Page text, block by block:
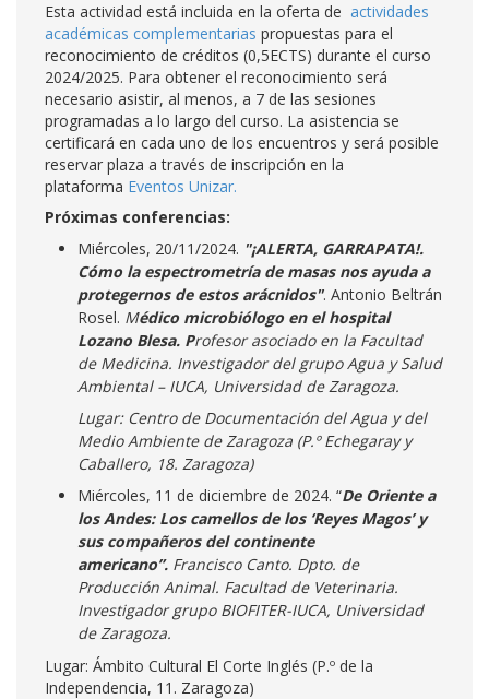
Esta actividad está incluida en la oferta de actividades
académicas complementarias propuestas para el
reconocimiento de créditos (0,5ECTS) durante el curso
2024/2025. Para obtener el reconocimiento será
necesario asistir, al menos, a 7 de las sesiones
programadas a lo largo del curso. La asistencia se
certificará en cada uno de los encuentros y será posible
reservar plaza a través de inscripción en la
plataforma Eventos Unizar.
Próximas conferencias:
Miércoles, 20/11/2024. "¡ALERTA, GARRAPATA!.
Cómo la espectrometría de masas nos ayuda a
protegernos de estos arácnidos". Antonio Beltrán
Rosel. Médico microbiólogo en el hospital
Lozano Blesa. Profesor asociado en la Facultad
de Medicina. Investigador del grupo Agua y Salud
Ambiental – IUCA, Universidad de Zaragoza.
Lugar: Centro de Documentación del Agua y del
Medio Ambiente de Zaragoza (P.º Echegaray y
Caballero, 18. Zaragoza)
Miércoles, 11 de diciembre de 2024. “De Oriente a
los Andes: Los camellos de los ‘Reyes Magos’ y
sus compañeros del continente
americano”. Francisco Canto. Dpto. de
Producción Animal. Facultad de Veterinaria.
Investigador grupo BIOFITER-IUCA, Universidad
de Zaragoza.
Lugar: Ámbito Cultural El Corte Inglés (P.º de la
Independencia, 11. Zaragoza)